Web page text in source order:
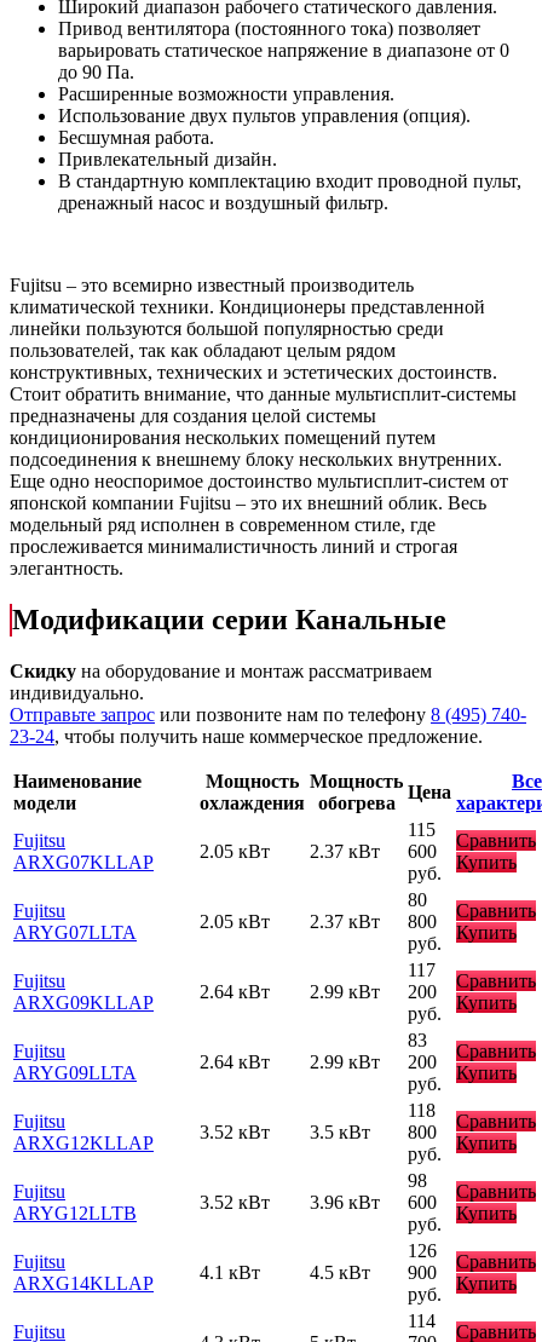
Широкий диапазон рабочего статического давления.
Привод вентилятора (постоянного тока) позволяет
варьировать статическое напряжение в диапазоне от 0
до 90 Па.
Расширенные возможности управления.
Использование двух пультов управления (опция).
Бесшумная работа.
Привлекательный дизайн.
В стандартную комплектацию входит проводной пульт,
дренажный насос и воздушный фильтр.
Fujitsu – это всемирно известный производитель
климатической техники. Кондиционеры представленной
линейки пользуются большой популярностью среди
пользователей, так как обладают целым рядом
конструктивных, технических и эстетических достоинств.
Стоит обратить внимание, что данные мультисплит-системы
предназначены для создания целой системы
кондиционирования нескольких помещений путем
подсоединения к внешнему блоку нескольких внутренних.
Еще одно неоспоримое достоинство мультисплит-систем от
японской компании Fujitsu – это их внешний облик. Весь
модельный ряд исполнен в современном стиле, где
прослеживается минималистичность линий и строгая
элегантность.
Модификации серии Канальные
Скидку на оборудование и монтаж рассматриваем
индивидуально.
Отправьте запрос или позвоните нам по телефону 8 (495) 740-
23-24, чтобы получить наше коммерческое предложение.
Наименование
модели
Мощность
охлаждения
Мощность
обогрева
Цена
Все
Fujitsu
ARXG07KLLAP
2.05 кВт 2.37 кВт
115
600
руб.
Сравнить
Купить
Fujitsu
ARYG07LLTA
2.05 кВт 2.37 кВт
80
800
руб.
Сравнить
Купить
Fujitsu
ARXG09KLLAP
2.64 кВт 2.99 кВт
117
200
руб.
Сравнить
Купить
Fujitsu
ARYG09LLTA
2.64 кВт 2.99 кВт
83
200
руб.
Сравнить
Купить
Fujitsu
ARXG12KLLAP
3.52 кВт 3.5 кВт
118
800
руб.
Сравнить
Купить
Fujitsu
ARYG12LLTB
3.52 кВт 3.96 кВт
98
600
руб.
Сравнить
Купить
Fujitsu
ARXG14KLLAP
4.1 кВт 4.5 кВт
126
900
руб.
Сравнить
Купить
Fujitsu
114
Сравнить